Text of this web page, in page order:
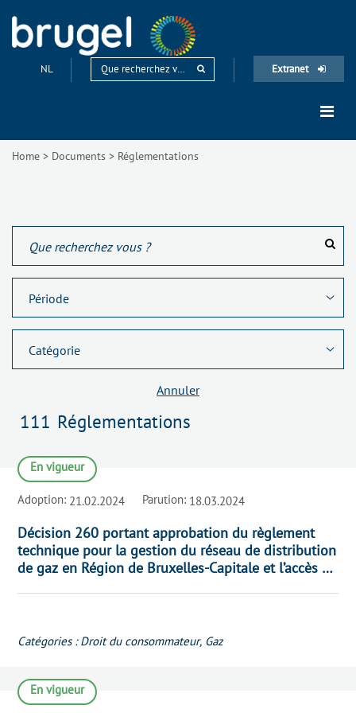
NL Extranet
Home > Documents > Réglementations
Annuler
111 Réglementations
En vigueur
Adoption: 21.02.2024 Parution: 18.03.2024
Décision 260 portant approbation du règlement
technique pour la gestion du réseau de distribution
de gaz en Région de Bruxelles-Capitale et l’accès à
Catégories : Droit du consommateur, Gaz
En vigueur